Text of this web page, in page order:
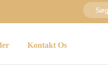
Kontakt Os